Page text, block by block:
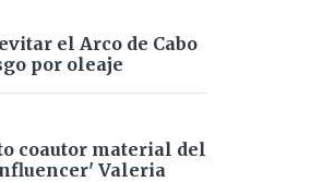
el Arco de Cabo
por oleaje
coautor material del
Valeria